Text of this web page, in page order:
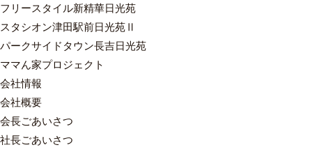
フリースタイル新精華日光苑
スタシオン津田駅前日光苑Ⅱ
パークサイドタウン長吉日光苑
ママん家プロジェクト
会社情報
会社概要
会長ごあいさつ
社長ごあいさつ